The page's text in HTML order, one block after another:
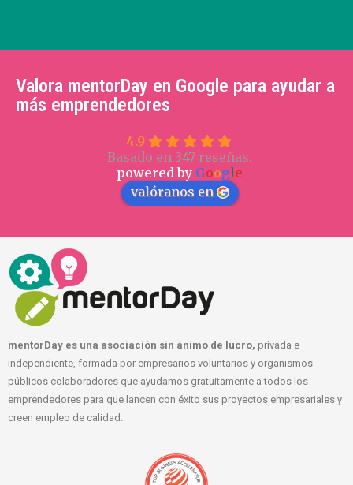
Valora mentorDay en Google para ayudar a
más emprendedores
4.9
Basado en 347 reseñas.
powered by Google
valóranos en
mentorDay es una asociación sin ánimo de lucro, privada e
independiente, formada por empresarios voluntarios y organismos
públicos colaboradores que ayudamos gratuitamente a todos los
emprendedores para que lancen con éxito sus proyectos empresariales y
creen empleo de calidad.